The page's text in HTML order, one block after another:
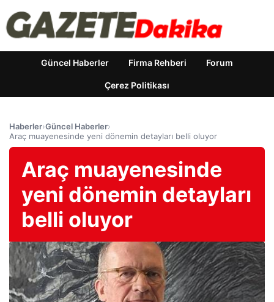
Güncel Haberler Firma Rehberi Forum
Çerez Politikası
Haberler›Güncel Haberler›
Araç muayenesinde yeni dönemin detayları belli oluyor
Araç muayenesinde
yeni dönemin detayları
belli oluyor